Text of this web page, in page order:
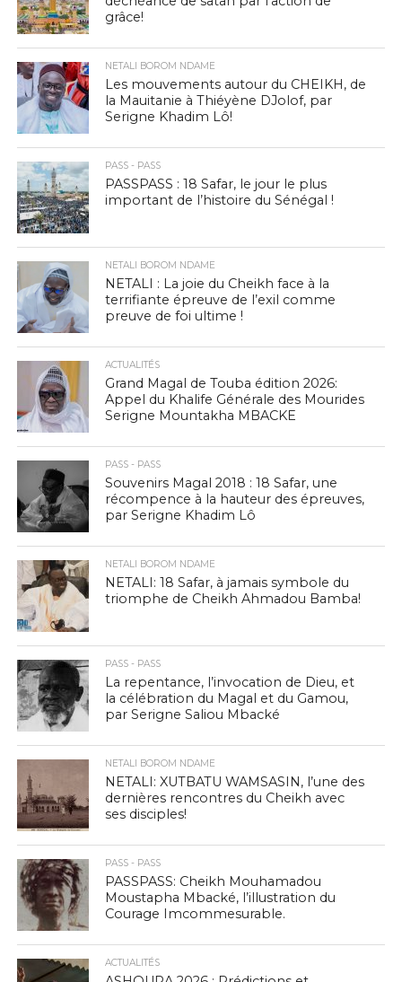
grâce!
NETALI BOROM NDAME
Les mouvements autour du CHEIKH, de
la Mauitanie à Thiéyène DJolof, par
Serigne Khadim Lô!
PASS - PASS
PASSPASS : 18 Safar, le jour le plus
important de l’histoire du Sénégal !
NETALI BOROM NDAME
NETALI : La joie du Cheikh face à la
terrifiante épreuve de l’exil comme
preuve de foi ultime !
ACTUALITÉS
Grand Magal de Touba édition 2026:
Appel du Khalife Générale des Mourides
Serigne Mountakha MBACKE
PASS - PASS
Souvenirs Magal 2018 : 18 Safar, une
récompence à la hauteur des épreuves,
par Serigne Khadim Lô
NETALI BOROM NDAME
NETALI: 18 Safar, à jamais symbole du
triomphe de Cheikh Ahmadou Bamba!
PASS - PASS
La repentance, l’invocation de Dieu, et
la célébration du Magal et du Gamou,
par Serigne Saliou Mbacké
NETALI BOROM NDAME
NETALI: XUTBATU WAMSASIN, l’une des
dernières rencontres du Cheikh avec
ses disciples!
PASS - PASS
PASSPASS: Cheikh Mouhamadou
Moustapha Mbacké, l’illustration du
Courage Imcommesurable.
ACTUALITÉS